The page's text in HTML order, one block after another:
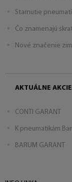
Starnutie
Čo znamenajú
Nové značenie
AKTUÁLNE AKCIE
CONTI GARANT
K pneumatikám
BARUM GARANT